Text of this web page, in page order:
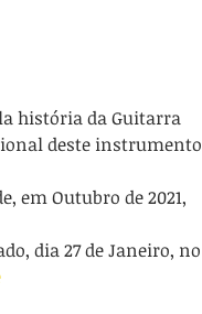
deste instrumento
em Outubro de 2021,
dia 27 de Janeiro, no